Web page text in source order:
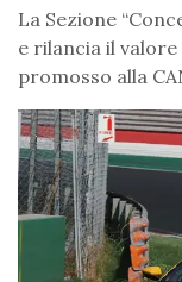
La Sezione
e rilancia il
promosso alla